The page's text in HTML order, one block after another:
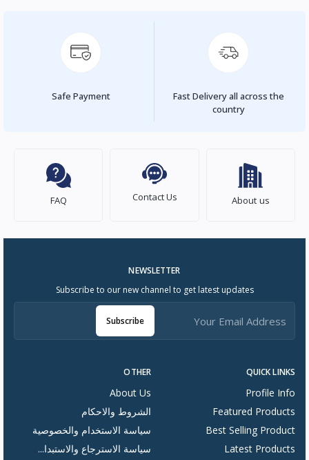
Fast Delivery all across the
country
Safe Payment
About us
Contact Us
FAQ
QUICK LINKS
Profile Info
Featured Products
Best Selling Product
Latest Products
OTHER
About Us
الشروط والاحكام
سياسة الاستخدام والخصوصية
سياسة الاسترجاع والاستبدا...
NEWSLETTER
Subscribe to our new channel to get latest updates
Subscribe